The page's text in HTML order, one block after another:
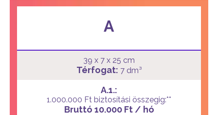
A
39 x 7 x 25 cm
Térfogat: 7 dm³
A.1.:
1.000.000 Ft biztosítási összegig:**
Bruttó 10.000 Ft / hó